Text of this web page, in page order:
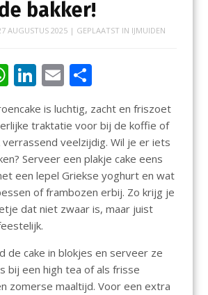
bakker!
AUGUSTUS 2025| GEPLAATST IN IJMUIDEN
W
at
s
A
p
p
Li
k
e
dI
n
E
m
ai
l
D
el
e
n
is luchtig, zacht en friszoet
traktatie voor bij de koffie of
veelzijdig. Wil je er iets
Serveer een plakje cake eens
een lepel Griekse yoghurt en wat
of frambozen erbij. Zo krijg je
dat niet zwaar is, maar juist
de cake in blokjes en serveer ze
bij een high tea of als frisse
zomerse maaltijd. Voor een extra